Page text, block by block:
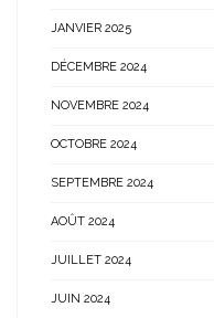
JANVIER 2025
DÉCEMBRE 2024
NOVEMBRE 2024
OCTOBRE 2024
SEPTEMBRE 2024
AOÛT 2024
JUILLET 2024
JUIN 2024